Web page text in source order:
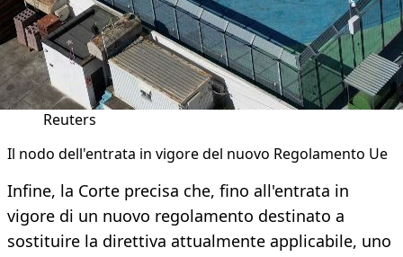
Reuters
Il nodo dell'entrata in vigore del nuovo Regolamento Ue
Infine, la Corte precisa che, fino all'entrata in
vigore di un nuovo regolamento destinato a
sostituire la direttiva attualmente applicabile, uno